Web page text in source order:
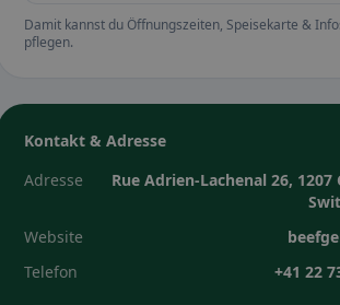
Damit kannst du Öffnungszeiten, Speisekarte &
pflegen.
Kontakt & Adresse
Adresse
Rue Adrien-Lachenal 26, 1207
Website
Telefon
+41 22